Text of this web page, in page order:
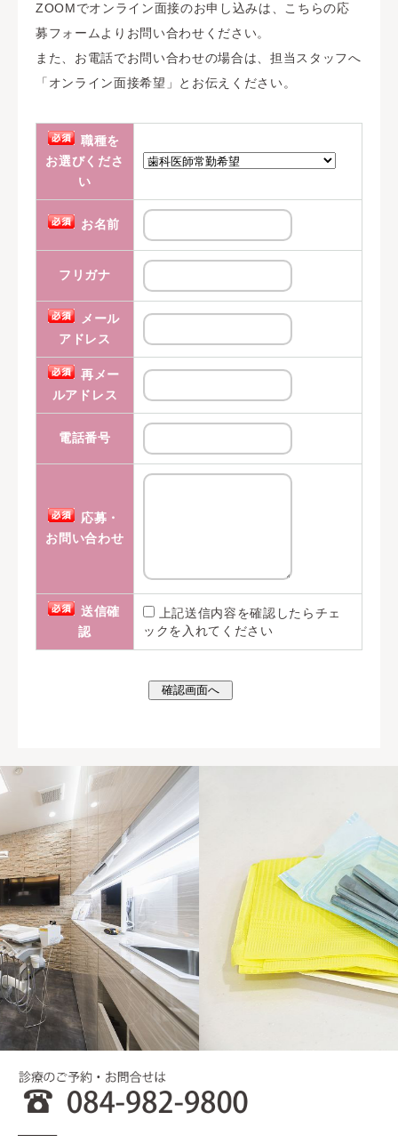
ZOOMでオンライン面接のお申し込みは、こちらの応
募フォームよりお問い合わせください。
また、お電話でお問い合わせの場合は、担当スタッフへ
「オンライン面接希望」とお伝えください。
間
っ
と
絡
き
せ
職種を
お選びくださ
い
お名前
フリガナ
メール
アドレス
再メー
ルアドレス
電話番号
応募・
お問い合わせ
送信確
認
上記送信内容を確認したらチェ
ックを入れてください